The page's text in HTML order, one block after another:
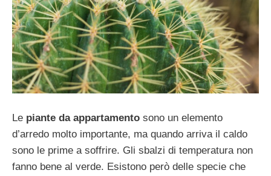
Le piante da appartamento sono un elemento
d’arredo molto importante, ma quando arriva il caldo
sono le prime a soffrire. Gli sbalzi di temperatura non
fanno bene al verde. Esistono però delle specie che